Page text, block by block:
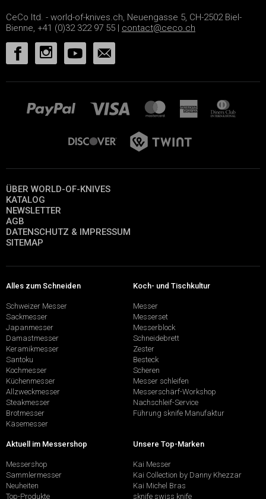
CeCo ltd. - world-of-knives.ch, Neuengasse 5, CH-2502 Biel-
Bienne, +41 (0)32 322 97 55 | contact@ceco.ch
ÜBER WORLD-OF-KNIVES
KATALOG
NEWSLETTER
AGB
DATENSCHUTZ & IMPRESSUM
SITEMAP
Alles zum Schneiden
Schweizer Messer
Sackmesser
Japanmesser
Damastmesser
Keramikmesser
Santoku
Kochmesser
Küchenmesser
Allzweckmesser
Steakmesser
Brotmesser
Käsemesser
Koch- und Tischkultur
Messer
Messerset
Messerblock
Schneidebrett
Zester
Besteck
Scheren
Messer schleifen
Messerschärf-Workshop
Nachschleif-Service
Führung sknife Manufaktur
Aktuell im Messershop
Messershop
Sammlermesser
Neuheiten
Top-Produkte
Unsere Top-Marken
Kai Messer
Kai Collection by Danny Khezzar
Kai Michel Bras
sknife swiss knife